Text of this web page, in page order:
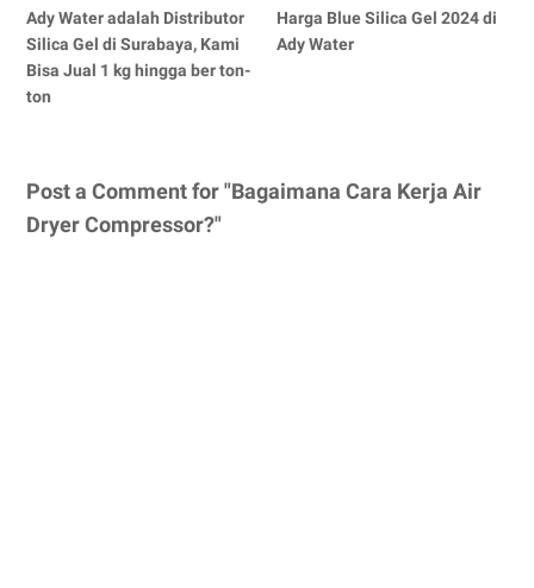
Ady Water adalah Distributor
Silica Gel di Surabaya, Kami
Bisa Jual 1 kg hingga ber ton-
ton
Harga Blue Silica Gel 2024 di
Ady Water
Post a Comment for "Bagaimana Cara Kerja Air
Dryer Compressor?"